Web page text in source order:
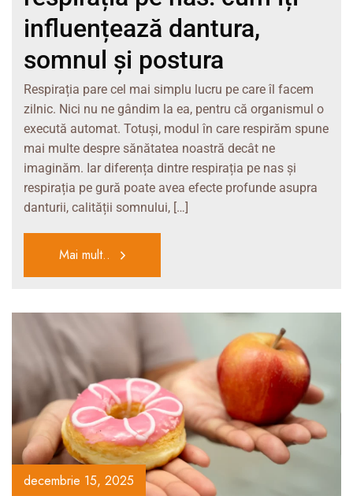
influențează dantura,
somnul și postura
Respirația pare cel mai simplu lucru pe care îl facem
zilnic. Nici nu ne gândim la ea, pentru că organismul o
execută automat. Totuși, modul în care respirăm spune
mai multe despre sănătatea noastră decât ne
imaginăm. Iar diferența dintre respirația pe nas și
respirația pe gură poate avea efecte profunde asupra
danturii, calității somnului, […]
Mai mult..
decembrie 15, 2025